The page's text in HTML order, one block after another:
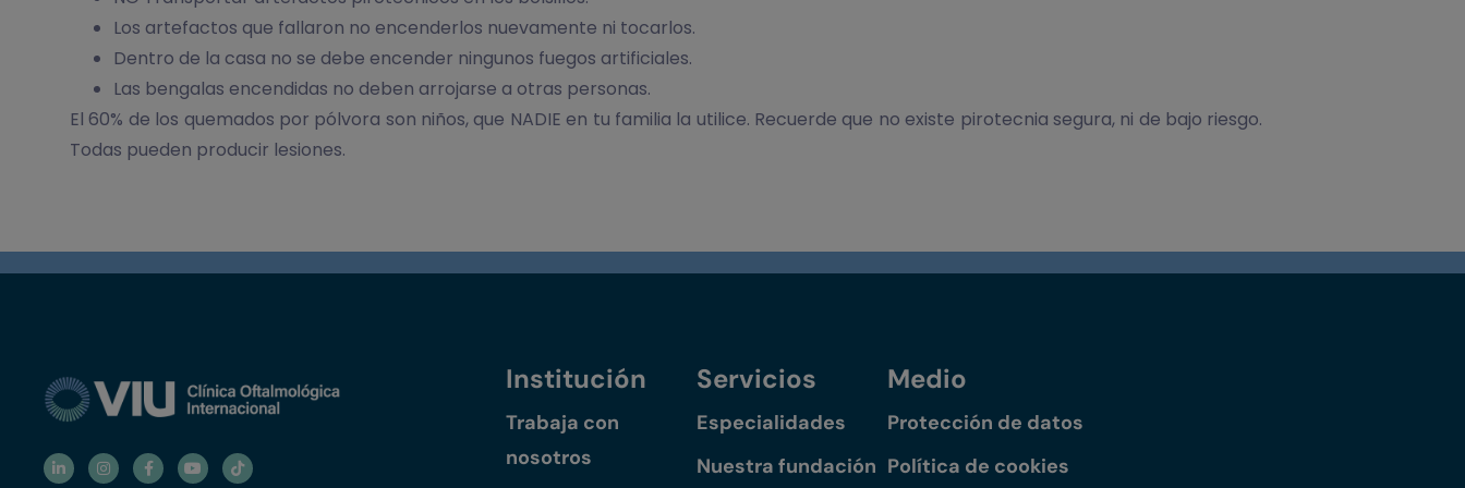
Los artefactos que fallaron no encenderlos nuevamente ni tocarlos.
Dentro de la casa no se debe encender ningunos fuegos artificiales.
Las bengalas encendidas no deben arrojarse a otras personas.
El 60% de los quemados por pólvora son niños, que NADIE en tu familia la utilice. Recuerde que no existe pirotecnia segura, ni de bajo riesgo.
Todas pueden producir lesiones.
Institución
Trabaja con
nosotros
Servicios
Especialidades
Nuestra fundación
Medio
Protección de datos
Política de cookies